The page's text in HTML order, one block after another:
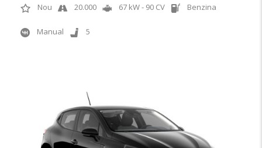
Nou 20.000 67 kW - 90 CV Benzina
Manual 5